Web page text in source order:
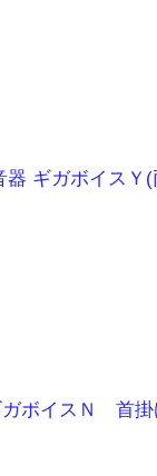
器 ギガボイスＹ
ガボイスＮ 首